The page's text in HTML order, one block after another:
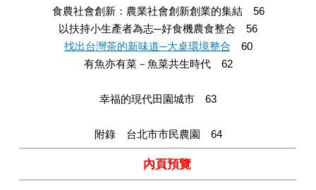
食農社會創新：農業社會創新創業的集結 56
以扶持小生產者為志─好食機農食整合 56
找出台灣茶的新味道─大桌環境整合 60
有魚亦有菜－魚菜共生時代 62
幸福的現代田園城市 63
附錄 台北市市民農園 64
內頁預覽